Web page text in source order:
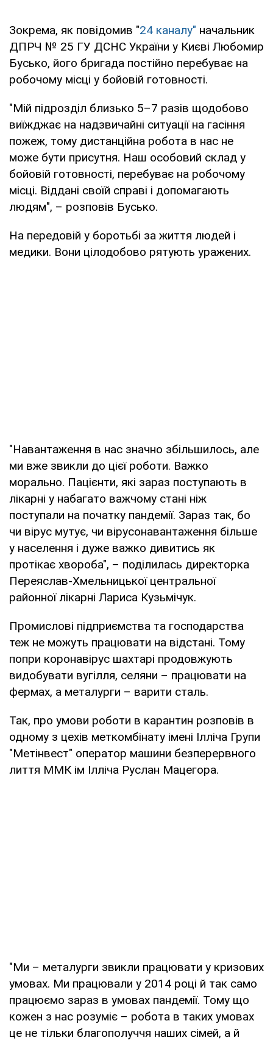
Зокрема, як повідомив "24 каналу" начальник
ДПРЧ № 25 ГУ ДСНС України у Києві Любомир
Бусько, його бригада постійно перебуває на
робочому місці у бойовій готовності.
"Мій підрозділ близько 5–7 разів щодобово
виїжджає на надзвичайні ситуації на гасіння
пожеж, тому дистанційна робота в нас не
може бути присутня. Наш особовий склад у
бойовій готовності, перебуває на робочому
місці. Віддані своїй справі і допомагають
людям", – розповів Бусько.
На передовій у боротьбі за життя людей і
медики. Вони цілодобово рятують уражених.
"Навантаження в нас значно збільшилось, але
ми вже звикли до цієї роботи. Важко
морально. Пацієнти, які зараз поступають в
лікарні у набагато важчому стані ніж
поступали на початку пандемії. Зараз так, бо
чи вірус мутує, чи вірусонавантаження більше
у населення і дуже важко дивитись як
протікає хвороба", – поділилась директорка
Переяслав-Хмельницької центральної
районної лікарні Лариса Кузьмічук.
Промислові підприємства та господарства
теж не можуть працювати на відстані. Тому
попри коронавірус шахтарі продовжують
видобувати вугілля, селяни – працювати на
фермах, а металурги – варити сталь.
Так, про умови роботи в карантин розповів в
одному з цехів меткомбінату імені Ілліча Групи
"Метінвест" оператор машини безперервного
лиття ММК ім Ілліча Руслан Мацегора.
"Ми – металурги звикли працювати у кризових
умовах. Ми працювали у 2014 році й так само
працюємо зараз в умовах пандемії. Тому що
кожен з нас розуміє – робота в таких умовах
це не тільки благополуччя наших сімей, а й